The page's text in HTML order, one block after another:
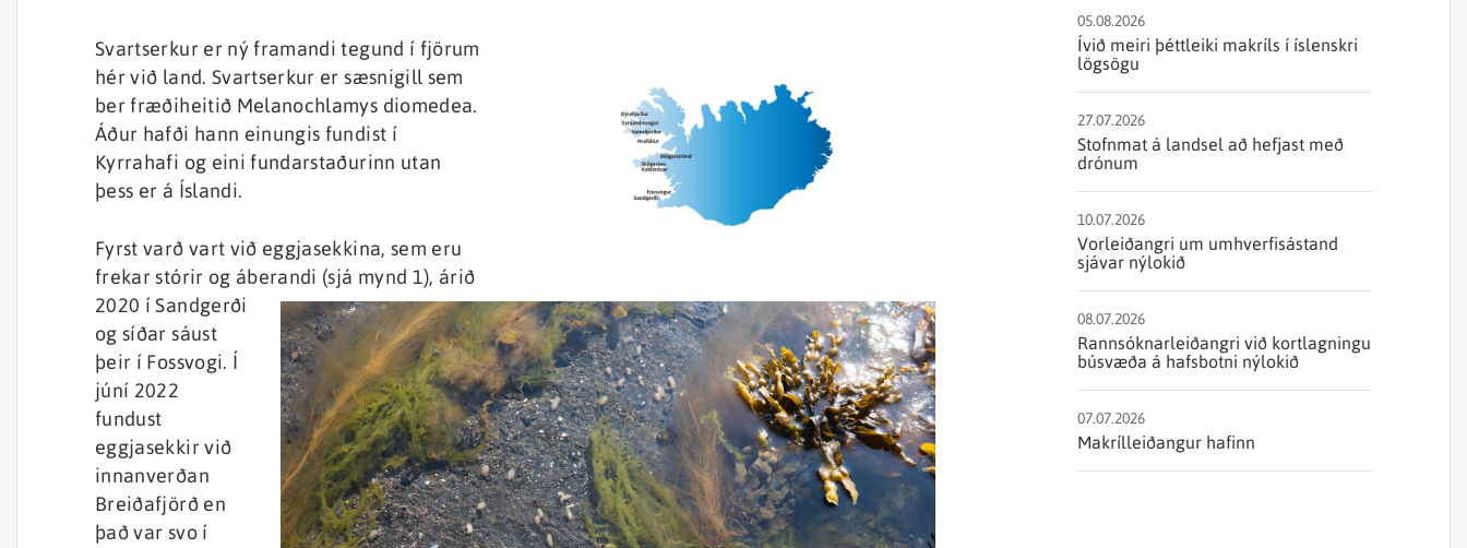
Svartserkur er ný framandi tegund í fjörum
hér við land. Svartserkur er sæsnigill sem
ber fræðiheitið Melanochlamys diomedea.
Áður hafði hann einungis fundist í
Kyrrahafi og eini fundarstaðurinn utan
þess er á Íslandi.
Fyrst varð vart við eggjasekkina, sem eru
frekar stórir og áberandi (sjá mynd 1), árið
2020 í Sandgerði
og síðar sáust
þeir í Fossvogi. Í
júní 2022
fundust
eggjasekkir við
innanverðan
Breiðafjörð en
það var svo í
05.08.2026
Ívið meiri þéttleiki makríls í íslenskri
lögsögu
27.07.2026
Stofnmat á landsel að hefjast með
drónum
10.07.2026
Vorleiðangri um umhverfisástand
sjávar nýlokið
08.07.2026
Rannsóknarleiðangri við kortlagningu
búsvæða á hafsbotni nýlokið
07.07.2026
Makrílleiðangur hafinn